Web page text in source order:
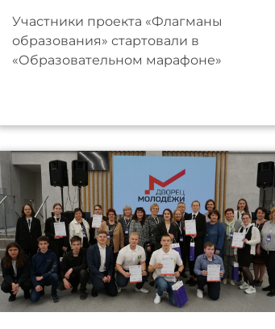
Участники проекта «Флагманы
образования» стартовали в
«Образовательном марафоне»